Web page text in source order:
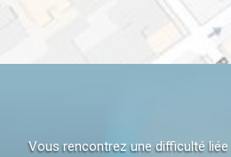
Vous rencontrez une difficulté